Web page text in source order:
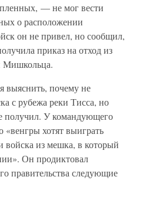
— не мог вести
о расположении
он не привел, но сообщил,
приказ на отход из
Мишкольца.
выяснить, почему не
с рубежа реки Тисса, но
получил. У командующего
«венгры хотят выиграть
войска из мешка, в который
Он продиктовал
правительства следующие